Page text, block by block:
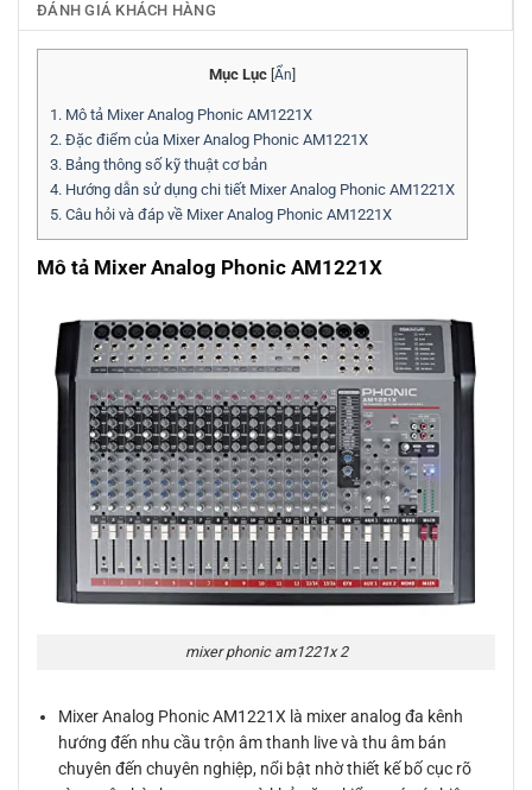
ĐÁNH GIÁ KHÁCH HÀNG
Mục Lục Ẩn
1. Mô tả Mixer Analog Phonic AM1221X
2. Đặc điểm của Mixer Analog Phonic AM1221X
3. Bảng thông số kỹ thuật cơ bản
4. Hướng dẫn sử dụng chi tiết Mixer Analog Phonic AM1221X
5. Câu hỏi và đáp về Mixer Analog Phonic AM1221X
Mô tả Mixer Analog Phonic AM1221X
mixer phonic am1221x 2
Mixer Analog Phonic AM1221X là mixer analog đa kênh
hướng đến nhu cầu trộn âm thanh live và thu âm bán
chuyên đến chuyên nghiệp, nổi bật nhờ thiết kế bố cục rõ